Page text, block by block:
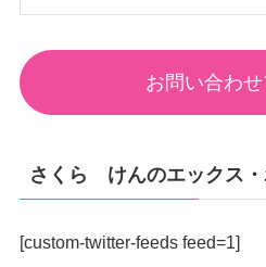
お問い合わ
さくら けんのエックス・
[custom-twitter-feeds feed=1]